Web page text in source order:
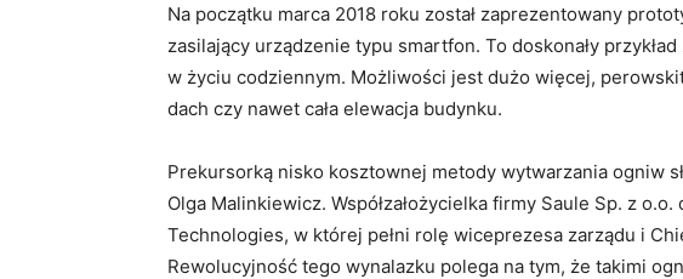
Na początku marca 2018 roku został zaprezentowany
zasilający urządzenie typu smartfon. To doskonały
w życiu codziennym. Możliwości jest dużo więcej,
dach czy nawet cała elewacja budynku.
Prekursorką nisko kosztownej metody wytwarzania ogniw
Olga Malinkiewicz. Współzałożycielka firmy Saule Sp. z o.o.
Technologies, w której pełni rolę wiceprezesa zarządu i
Rewolucyjność tego wynalazku polega na tym, że takimi